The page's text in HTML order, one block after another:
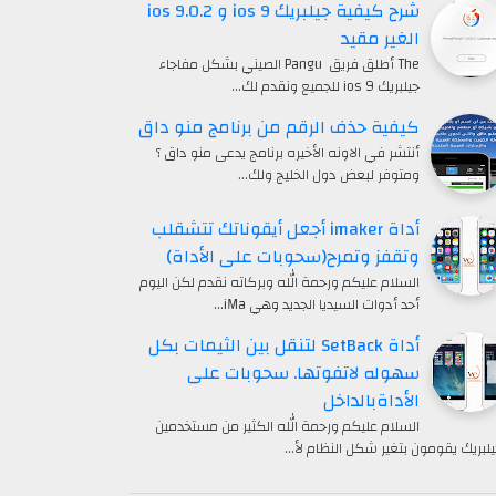
شرح كيفية جيلبريك ios 9 و ios 9.0.2
الغير مقيد
The أطلق فريق Pangu الصيني بشكل مفاجاء
جيلبريك ios 9 للجميع ونقدم لك…
كيفية حذف الرقم من برنامج منو داق
أنتشر في الاونه الأخيره برنامج يدعى منو داق ؟
ومتوفر لبعض دول الخليج ولك…
أداة imaker أجعل أيقوناتك تتشقلب
وتقفز وتمرح(سحوبات على الأداة)
السلام عليكم ورحمة الله وبركاته نقدم لكن اليوم
أحد أدوات السيديا الجديد وهي iMa…
أداة SetBack لتنقل بين الثيمات بكل
سهوله لاتفوتها. سحوبات على
الأداةبالداخل
السلام عليكم ورحمة الله الكثير من مستخدمين
يقومون بتغير شكل النظام لأ…